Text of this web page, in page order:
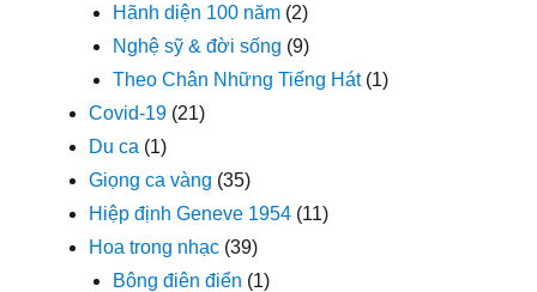
Hãnh diện 100 năm (2)
Nghệ sỹ & đời sống (9)
Theo Chân Những Tiếng Hát(1)
Covid-19 (21)
Du ca (1)
Giọng ca vàng (35)
Hiệp định Geneve 1954 (11)
Hoa trong nhạc (39)
Bông điên điển (1)